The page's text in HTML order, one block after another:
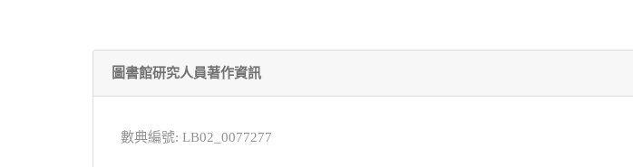
圖書館研究人員著作資訊
數典編號: LB02_0077277